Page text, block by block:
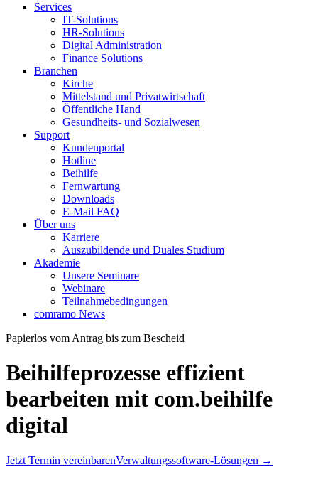
Services
IT-Solutions
HR-Solutions
Digital Administration
Finance Solutions
Branchen
Kirche
Mittelstand und Privatwirtschaft
Öffentliche Hand
Gesundheits- und Sozialwesen
Support
Kundenportal
Hotline
Beihilfe
Fernwartung
Downloads
E-Mail FAQ
Über uns
Karriere
Auszubildende und Duales Studium
Akademie
Unsere Seminare
Webinare
Teilnahmebedingungen
comramo News
Papierlos vom Antrag bis zum Bescheid
Beihilfeprozesse effizient
bearbeiten mit com.beihilfe
digital
Jetzt Termin vereinbarenVerwaltungssoftware-Lösungen →